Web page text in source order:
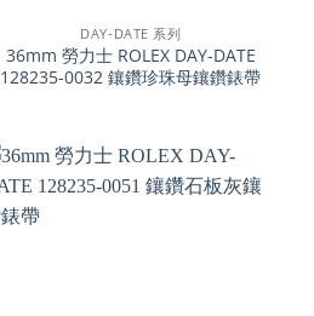
DAY-DATE 系列
36mm 勞力士 ROLEX DAY-DATE
128235-0032 鑲鑽珍珠母鑲鑽錶帶